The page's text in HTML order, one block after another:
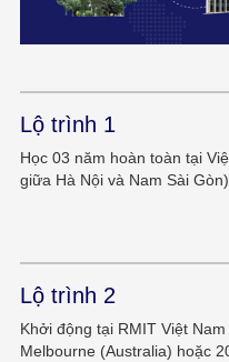
Lộ trình 1
Học 03 năm hoàn toàn tại
giữa Hà Nội và Nam Sài Gòn).
Lộ trình 2
Khởi động tại RMIT Việt
Melbourne (Australia) hoặc